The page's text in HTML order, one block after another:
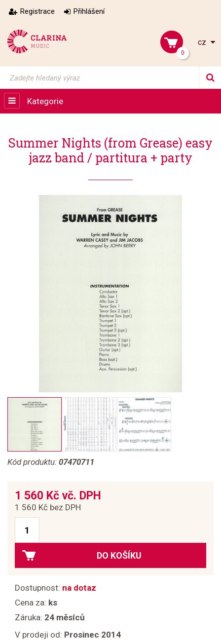
Registrace Přihlášení
0
cz
Kategorie
Summer Nights (from Grease) easy
jazz band / partitura + party
Kód produktu: 07470711
1 560 Kč vč. DPH
1 560 Kč bez DPH
DO KOŠÍKU
Dostupnost: na dotaz
Cena za: ks
Záruka: 24 měsíců
V prodeji od: Prosinec 2014